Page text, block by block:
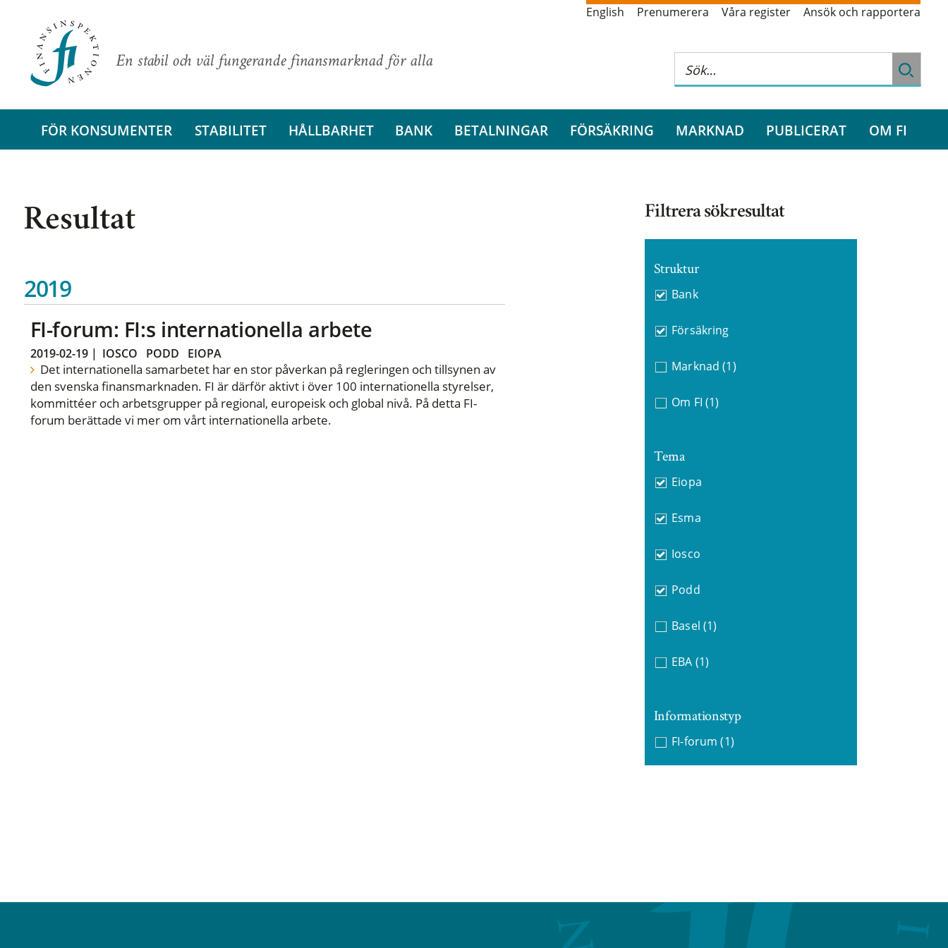
En stabil och väl fungerande finansmarknad för alla
English Prenumerera Våra register Ansök och rapportera
FÖR KONSUMENTER STABILITET HÅLLBARHET BANK BETALNINGAR FÖRSÄKRING MARKNAD PUBLICERAT OM FI
Resultat
2019
FI-forum: FI:s internationella arbete
2019-02-19| IOSCO PODD EIOPA
Det internationella samarbetet har en stor påverkan på regleringen och tillsynen av
den svenska finansmarknaden. FI är därför aktivt i över 100 internationella styrelser,
kommittéer och arbetsgrupper på regional, europeisk och global nivå. På detta FI-
forum berättade vi mer om vårt internationella arbete.
Filtrera sökresultat
Struktur
Bank
Försäkring
Marknad (1)
Om FI (1)
Tema
Eiopa
Esma
Iosco
Podd
Basel (1)
EBA (1)
Informationstyp
FI-forum (1)